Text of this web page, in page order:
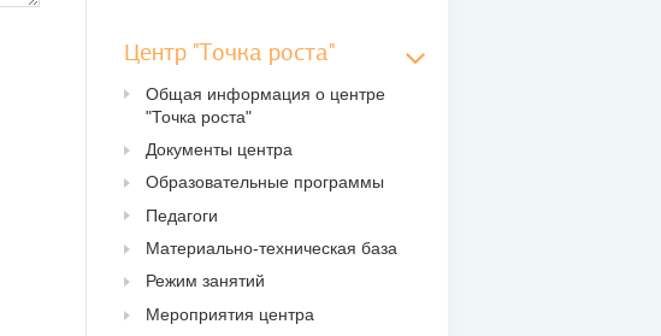
Центр "Точка роста"
Общая информация о центре
"Точка роста"
Документы центра
Образовательные программы
Педагоги
Материально-техническая база
Режим занятий
Мероприятия центра